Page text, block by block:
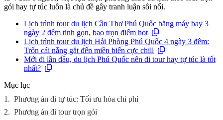
gói hay tự túc luôn là chủ đề gây tranh luận sôi nổi.
Lịch trình tour du lịch Cần Thơ Phú Quốc bằng máy bay 3
ngày 2 đêm tinh gọn, bao trọn điểm hot
Lịch trình tour du lịch Hải Phòng Phú Quốc 4 ngày 3 đêm:
Trốn cái nắng gắt đến miền biển cực chill
Mới đi lần đầu, du lịch Phú Quốc nên đi tour hay tự túc là tốt
nhất?
Mục lục
1. Phương án đi tự túc: Tối ưu hóa chi phí
2. Phương án đi tour trọn gói